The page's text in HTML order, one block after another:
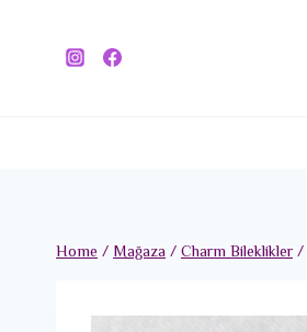
Home/Mağaza/Charm Bileklikler/